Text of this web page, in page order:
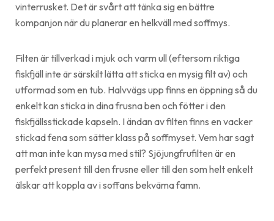
vinterrusket. Det är svårt att tänka sig en bättre
kompanjon när du planerar en helkväll med soffmys.
Filten är tillverkad i mjuk och varm ull (eftersom riktiga
fiskfjäll inte är särskilt lätta att sticka en mysig filt av) och
utformad som en tub. Halvvägs upp finns en öppning så du
enkelt kan sticka in dina frusna ben och fötter i den
fiskfjällsstickade kapseln. I ändan av filten finns en vacker
stickad fena som sätter klass på soffmyset. Vem har sagt
att man inte kan mysa med stil? Sjöjungfrufilten är en
perfekt present till den frusne eller till den som helt enkelt
älskar att koppla av i soffans bekväma famn.